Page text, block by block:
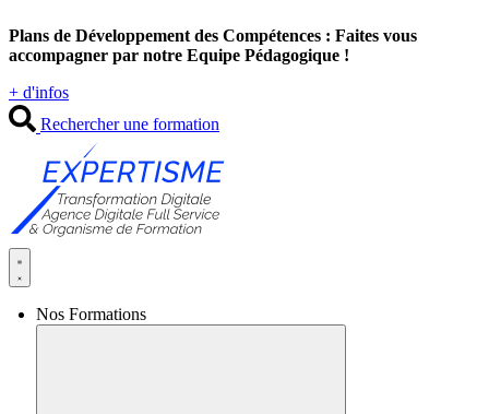
au
contenu
Plans de Développement des Compétences : Faites vous
accompagner par notre Equipe Pédagogique !
+ d'infos
Rechercher une formation
Nos Formations